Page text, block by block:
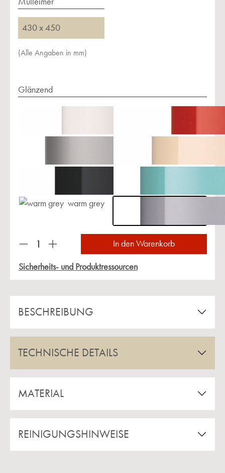
430 x 450
(Alle Angaben in mm)
Glänzend
warm grey
Produkt Anzahl: Gib den gewünschten Wert
In den Warenkorb
Sicherheits- und Produktressourcen
BESCHREIBUNG
TECHNISCHE DETAILS
MATERIAL
REINIGUNGSHINWEISE